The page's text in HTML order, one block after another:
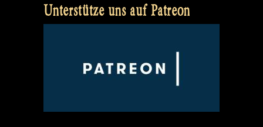
Unterstütze uns auf Patreon